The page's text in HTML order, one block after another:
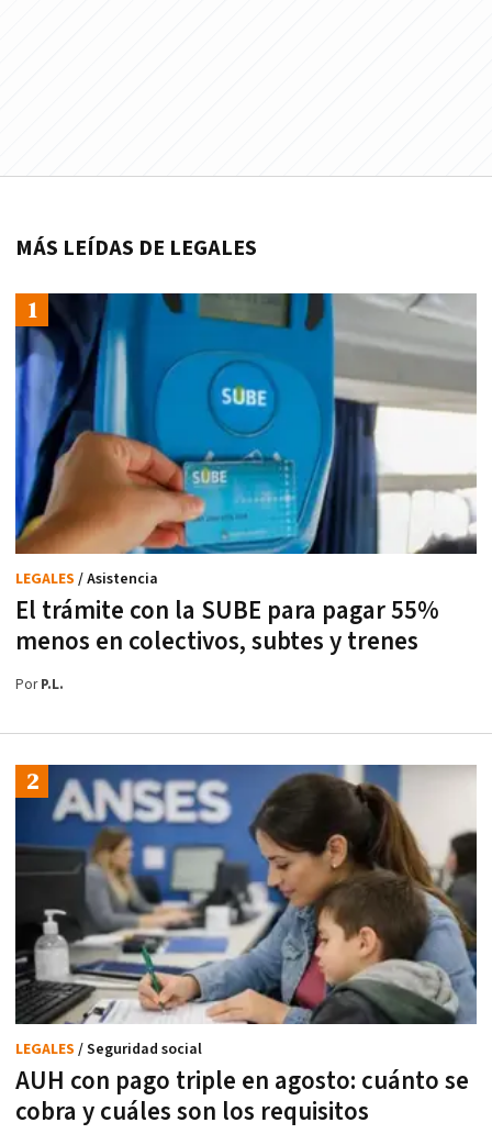
MÁS LEÍDAS DE LEGALES
El trámite con la SUBE para pagar 55%
menos en colectivos, subtes y trenes
LEGALES / Asistencia
PorP.L.
AUH con pago triple en agosto: cuánto se
cobra y cuáles son los requisitos
LEGALES / Seguridad social